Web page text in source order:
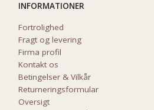
INFORMATIONER
Fortrolighed
Fragt og levering
Firma profil
Kontakt os
Betingelser & Vilkår
Returneringsformular
Oversigt